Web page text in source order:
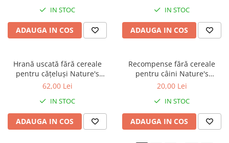
Care cu Somon, 110g
IN STOC
ADAUGA IN COS
IN STOC
ADAUGA IN COS
Hrană uscată fără cereale
pentru cățeluși Nature's
Protection Superior Care Red
Small & Mini Breeds, Somon,
1.5kg
62,00 Lei
IN STOC
ADAUGA IN COS
Recompense fără cereale
pentru câini Nature's
Protection Superior Care Hips
20,00 Lei
IN STOC
ADAUGA IN COS